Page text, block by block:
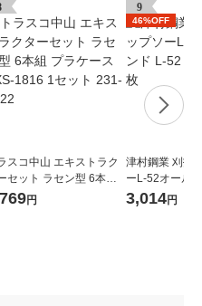
スコ中山 エキストラク
セット ラセン型 6本組
ケース EXS-1816 1セッ
円
9
46%OFF
津村鋼業 刈払
ーL-52オール
255×2.0×52 1
3,014円